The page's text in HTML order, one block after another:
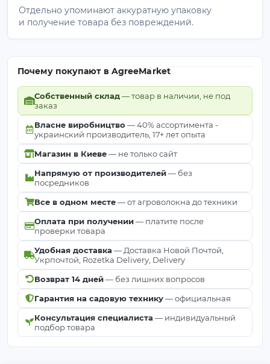
Отдельно упоминают аккуратную упаковку
и получение товара без повреждений.
Почему покупают в AgreeMarket
Собственный склад— товар в наличии, не под
заказ
Власне виробництво — 40% ассортимента -
украинский производитель, 17+ лет опыта
Магазин в Киеве— не только сайт
Напрямую от производителей— без
посредников
Все в одном месте— от агроволокна до техники
Оплата при получении— платите после
проверки товара
Удобная доставка — Доставка Новой Почтой,
Укрпочтой, Rozetka Delivery, Delivery
Возврат 14 дней— без лишних вопросов
Гарантия на садовую технику— официальная
Консультация специалиста — индивидуальный
подбор товара